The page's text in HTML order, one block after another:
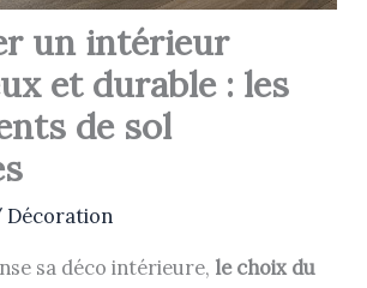
un intérieur
et durable : les
de sol
Décoration
sa déco intérieure, le choix du